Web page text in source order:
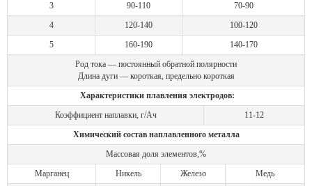
3
90-110
70-90
4
120-140
100-120
5
160-190
140-170
Род тока — постоянный обратной полярности
Длина дуги — короткая, предельно короткая
Характеристики плавления электродов:
Коэффициент наплавки, г/Ач
11-12
Химический состав наплавленного металла
Массовая доля элементов,%
Марганец
Никель Железо
Медь